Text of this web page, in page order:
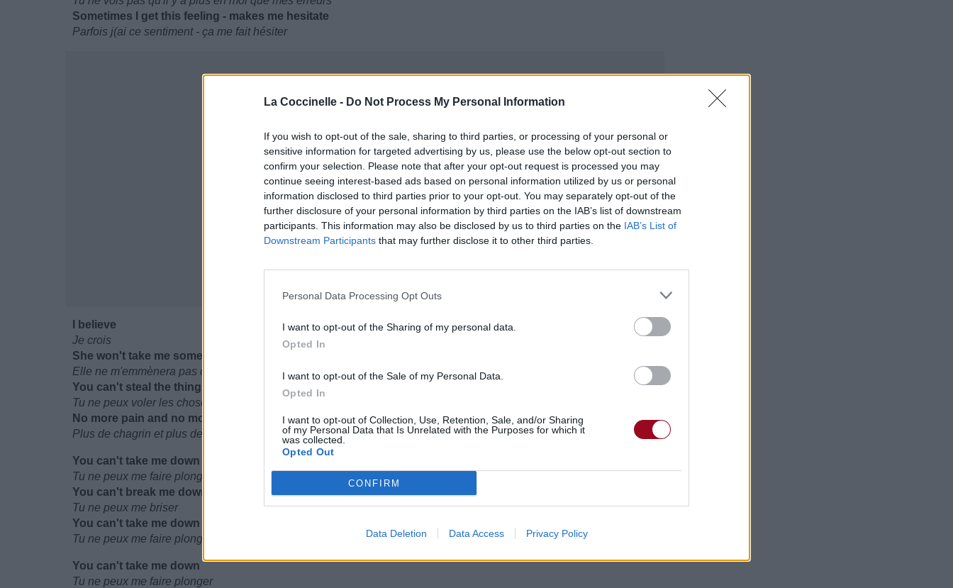
La Coccinelle - Do Not Process My Personal Information
If you wish to opt-out of the sale, sharing to third parties, or processing of your personal or
sensitive information for targeted advertising by us, please use the below opt-out section to
confirm your selection. Please note that after your opt-out request is processed you may
continue seeing interest-based ads based on personal information utilized by us or personal
information disclosed to third parties prior to your opt-out. You may separately opt-out of the
further disclosure of your personal information by third parties on the IAB’s list of downstream
participants. This information may also be disclosed by us to third parties on the IAB’s List of
Downstream Participants that may further disclose it to other third parties.
Personal Data Processing Opt Outs
I want to opt-out of the Sharing of my personal data.
Opted In
I want to opt-out of the Sale of my Personal Data.
Opted In
I want to opt-out of Collection, Use, Retention, Sale, and/or Sharing
of my Personal Data that Is Unrelated with the Purposes for which it
was collected.
Opted Out
CONFIRM
Data Deletion Data Access Privacy Policy
Sometimes I get this feeling - makes me hesitate
Parfois j(ai ce sentiment - ça me fait hésiter
I believe
Je crois
She won't take me somewhere I'm not supposed to be
Elle ne m'emmènera pas où je ne suis pas supposé être
You can't steal the things that god has given me
Tu ne peux voler les choses que dieu m'a données
No more pain and no more shame and misery
Plus de chagrin et plus de honte ni de misère
You can't take me down
Tu ne peux me faire plonger
You can't break me down
Tu ne peux me briser
You can't take me down
Tu ne peux me faire plonger
You can't take me down
Tu ne peux me faire plonger